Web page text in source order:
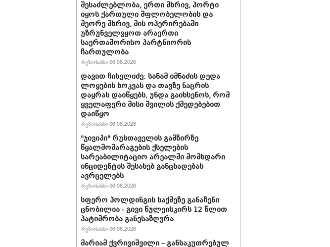
შესაძლებლობა, ერთი მხრივ, პორტი
იყოს ქართული მფლობელობის და
მეორე მხრივ, მის ოპერირებაში
უზრუნველვყოთ არაერთი
საერთაშორისო პარტნიორის
ჩართულობა
რეზონანსი 06.08.2026
დავით ჩიხელიძე: სანამ იმნაძის დედა
ლოყების ხოკვას და თავზე ნაცრის
დაყრას დაიწყებს, უნდა გაიხსენოს, რომ
ყველაფერი მისი შვილის ქმედებებით
დაიწყო
რეზონანსი 06.08.2026
"ჯივიპი" რუსთაველის გამზირზე
წყალმომარაგების ქსელების
სარეაბილიტაციო არეალში მომხდარი
ინციდენტის შესახებ განცხადებას
ავრცელებს
რეზონანსი 06.08.2026
სფერო ჰოლდინგის საქმეზე განაჩენი
ცნობილია - გივი წულეისკირს 12 წლით
პატიმრობა განესაზღვრა
რეზონანსი 06.08.2026
მარიამ ქვრივიშვილი – განსაკუთრებულ